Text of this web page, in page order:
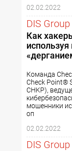
02.02.2022
DIS Group
Как
Команда
Check Point®
CHKP),
мошенники
оп
02.02.2022
DIS Group